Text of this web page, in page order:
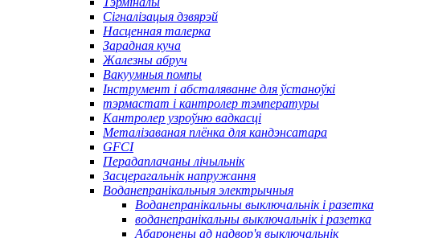
Сігналізацыя дзвярэй
Насценная талерка
Зарадная куча
Жалезны абруч
Вакуумныя помпы
Інструмент і абсталяванне для ўстаноўкі
тэрмастат і кантролер тэмпературы
Кантролер узроўню вадкасці
Металізаваная плёнка для кандэнсатара
GFCI
Перадаплачаны лічыльнік
Засцерагальнік напружання
Воданепранікальныя электрычныя
Воданепранікальны выключальнік і разетка
воданепранікальны выключальнік і разетка
Абаронены ад надвор'я выключальнік